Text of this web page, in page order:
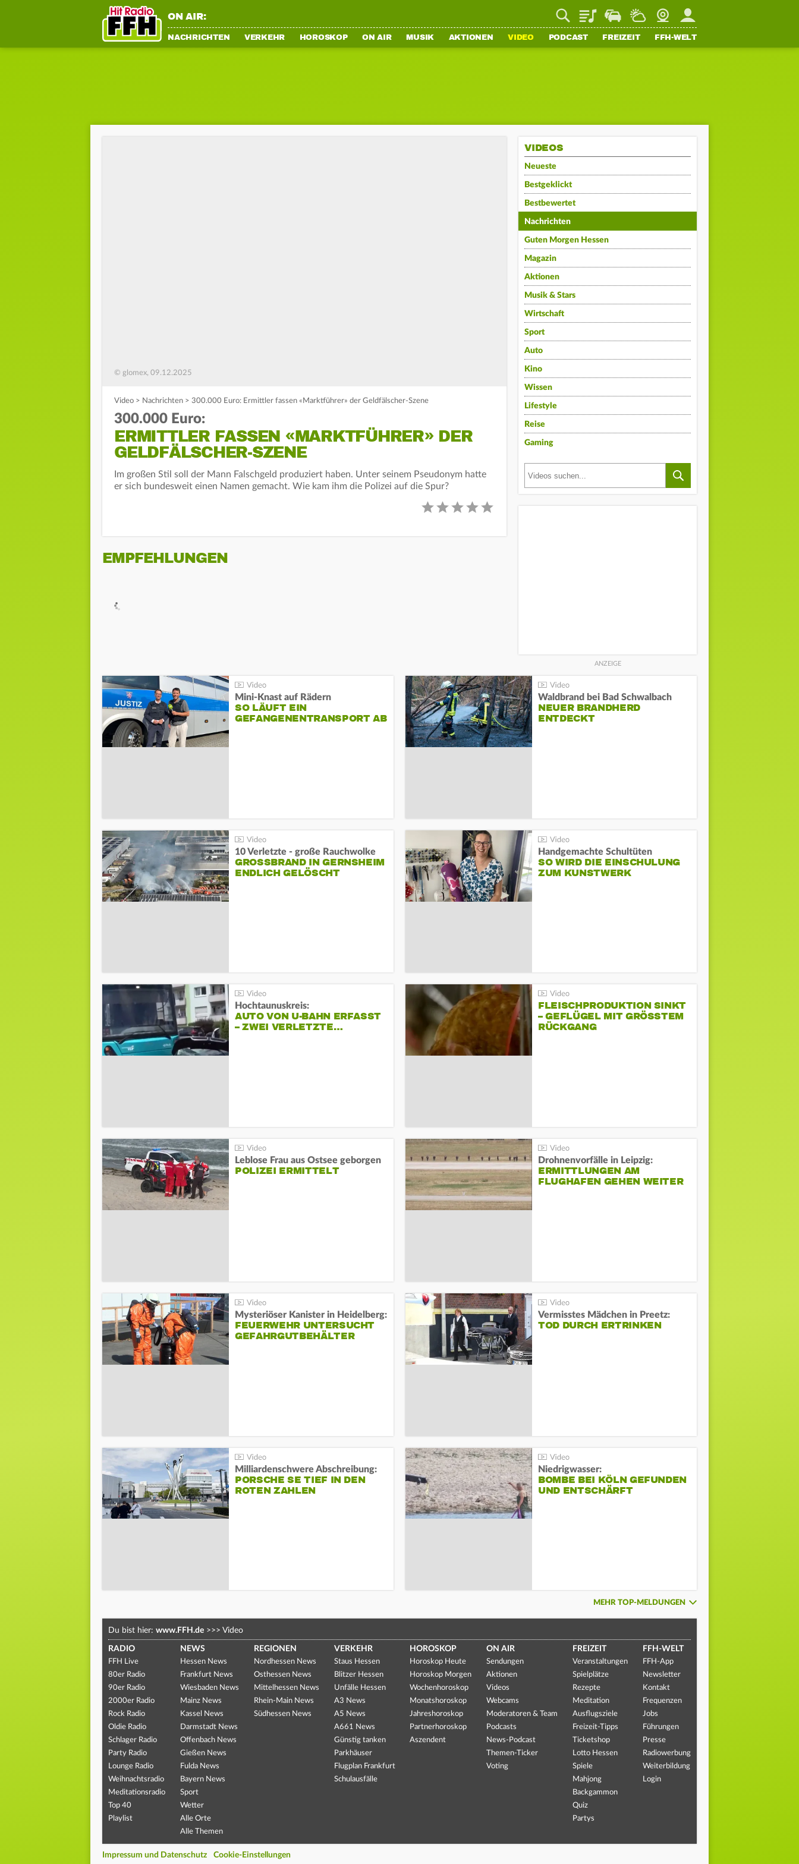
ON AIR: PlaylistStaupilotWetterWebcamMein FFH
NACHRICHTEN VERKEHR HOROSKOP ON AIR MUSIK AKTIONEN VIDEO PODCAST FREIZEIT FFH-WELT
© glomex, 09.12.2025
Video > Nachrichten > 300.000 Euro: Ermittler fassen «Marktführer» der Geldfälscher-Szene
300.000 Euro:
ERMITTLER FASSEN «MARKTFÜHRER» DER
GELDFÄLSCHER-SZENE
Im großen Stil soll der Mann Falschgeld produziert haben. Unter seinem Pseudonym hatte
er sich bundesweit einen Namen gemacht. Wie kam ihm die Polizei auf die Spur?
EMPFEHLUNGEN
VIDEOS
Neueste
Bestgeklickt
Bestbewertet
Nachrichten
Guten Morgen Hessen
Magazin
Aktionen
Musik & Stars
Wirtschaft
Sport
Auto
Kino
Wissen
Lifestyle
Reise
Gaming
Mini-Knast auf Rädern
SO LÄUFT EIN
GEFANGENENTRANSPORT AB
Waldbrand bei Bad Schwalbach
NEUER BRANDHERD
ENTDECKT
10 Verletzte - große Rauchwolke
GROSSBRAND IN GERNSHEIM E
NDLICH GELÖSCHT
Handgemachte Schultüten
SO WIRD DIE EINSCHULUNG
ZUM KUNSTWERK
Hochtaunuskreis:
AUTO VON U-BAHN ERFASST
– ZWEI VERLETZTE…
FLEISCHPRODUKTION SINKT
– GEFLÜGEL MIT GRÖSSTEM R
ÜCKGANG
Leblose Frau aus Ostsee geborgen
POLIZEI ERMITTELT
Drohnenvorfälle in Leipzig:
ERMITTLUNGEN AM
FLUGHAFEN GEHEN WEITER
Mysteriöser Kanister in Heidelberg:
FEUERWEHR UNTERSUCHT
GEFAHRGUTBEHÄLTER
Vermisstes Mädchen in Preetz:
TOD DURCH ERTRINKEN
Milliardenschwere Abschreibung:
PORSCHE SE TIEF IN DEN
ROTEN ZAHLEN
Niedrigwasser:
BOMBE BEI KÖLN GEFUNDEN
UND ENTSCHÄRFT
MEHR TOP-MELDUNGEN
Du bist hier: www.FFH.de >>> Video
RADIO
FFH Live
80er Radio
90er Radio
2000er Radio
Rock Radio
Oldie Radio
Schlager Radio
Party Radio
Lounge Radio
Weihnachtsradio
Meditationsradio
Top 40
Playlist
NEWS
Hessen News
Frankfurt News
Wiesbaden News
Mainz News
Kassel News
Darmstadt News
Offenbach News
Gießen News
Fulda News
Bayern News
Sport
Wetter
Alle Orte
Alle Themen
REGIONEN
Nordhessen News
Osthessen News
Mittelhessen News
Rhein-Main News
Südhessen News
VERKEHR
Staus Hessen
Blitzer Hessen
Unfälle Hessen
A3 News
A5 News
A661 News
Günstig tanken
Parkhäuser
Flugplan Frankfurt
Schulausfälle
HOROSKOP
Horoskop Heute
Horoskop Morgen
Wochenhoroskop
Monatshoroskop
Jahreshoroskop
Partnerhoroskop
Aszendent
ON AIR
Sendungen
Aktionen
Videos
Webcams
Moderatoren & Team
Podcasts
News-Podcast
Themen-Ticker
Voting
FREIZEIT
Veranstaltungen
Spielplätze
Rezepte
Meditation
Ausflugsziele
Freizeit-Tipps
Ticketshop
Lotto Hessen
Spiele
Mahjong
Backgammon
Quiz
Partys
FFH-WELT
FFH-App
Newsletter
Kontakt
Frequenzen
Jobs
Führungen
Presse
Radiowerbung
Weiterbildung
Login
Impressum und Datenschutz Cookie-Einstellungen